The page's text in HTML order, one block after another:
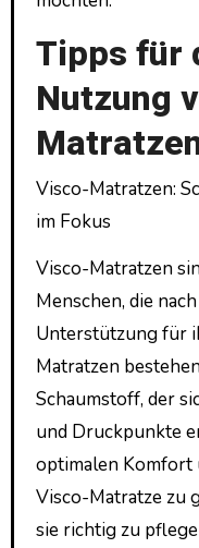
Tipps für
Nutzung
Visco-Matratzen:
im Fokus
Visco-Matratzen
Menschen, die
Unterstützung für
Matratzen
Schaumstoff, der
und Druckpunkte
optimalen Komfort
Visco-Matratze zu
sie richtig zu